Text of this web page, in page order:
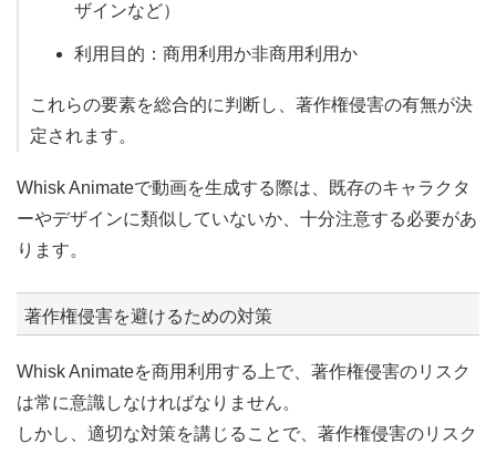
ザインなど）
利用目的：商用利用か非商用利用か
これらの要素を総合的に判断し、著作権侵害の有無が決
定されます。
Whisk Animateで動画を生成する際は、既存のキャラクタ
ーやデザインに類似していないか、十分注意する必要があ
ります。
著作権侵害を避けるための対策
Whisk Animateを商用利用する上で、著作権侵害のリスク
は常に意識しなければなりません。
しかし、適切な対策を講じることで、著作権侵害のリスク